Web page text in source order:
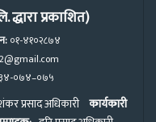
द्धारा प्रकाशित)
०१-४१०२८७४
०७४–०७५
प्रसाद अधिकारी कार्यकारी